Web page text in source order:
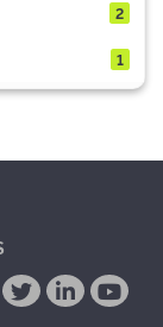
2
1